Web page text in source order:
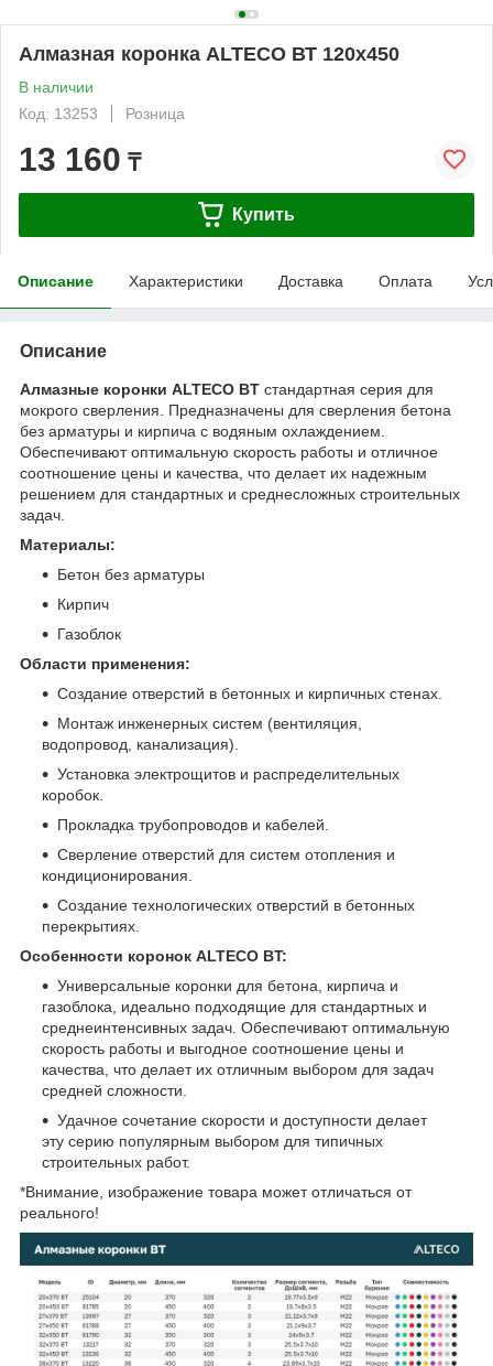
Алмазная коронка ALTECO ВТ 120х450
В наличии
Код: 13253
Розница
13 160 ₸
Купить
Описание Характеристики Доставка Оплата
Описание
Алмазные коронки ALTECO BT стандартная серия для
мокрого сверления. Предназначены для сверления бетона
без арматуры и кирпича с водяным охлаждением.
Обеспечивают оптимальную скорость работы и отличное
соотношение цены и качества, что делает их надежным
решением для стандартных и среднесложных строительных
задач.
Материалы:
Бетон без арматуры
Кирпич
Газоблок
Области применения:
Создание отверстий в бетонных и кирпичных стенах.
Монтаж инженерных систем (вентиляция,
водопровод, канализация).
Установка электрощитов и распределительных
коробок.
Прокладка трубопроводов и кабелей.
Сверление отверстий для систем отопления и
кондиционирования.
Создание технологических отверстий в бетонных
перекрытиях.
Особенности коронок ALTECO BT:
Универсальные коронки для бетона, кирпича и
газоблока, идеально подходящие для стандартных и
среднеинтенсивных задач. Обеспечивают оптимальную
скорость работы и выгодное соотношение цены и
качества, что делает их отличным выбором для задач
средней сложности.
Удачное сочетание скорости и доступности делает
эту серию популярным выбором для типичных
строительных работ.
*Внимание, изображение товара может отличаться от
реального!